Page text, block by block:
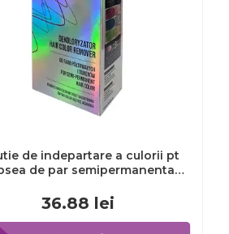
de indepartare a culorii pt
de par semipermanenta
ml
36.88 lei